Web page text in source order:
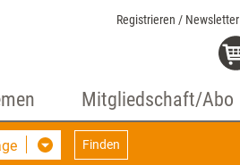
Registrieren / Newsletter
Mitgliedschaft/Abo
Finden